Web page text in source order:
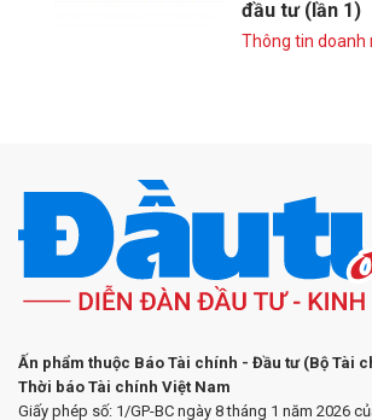
đầu tư (lần 1)
Thông tin doanh
Ấn phẩm thuộc Báo Tài chính - Đầu tư (Bộ Tài
Thời báo Tài chính Việt Nam
Giấy phép số: 1/GP-BC ngày 8 tháng 1 năm 2026